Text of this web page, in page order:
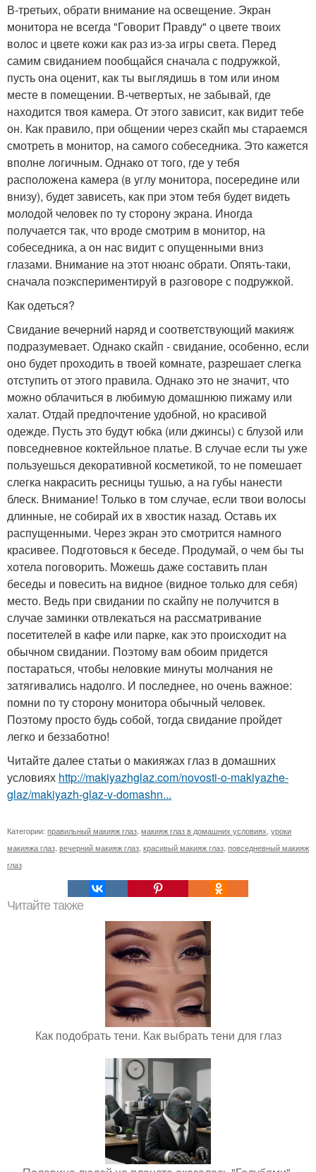
В-третьих, обрати внимание на освещение. Экран
монитора не всегда "Говорит Правду" о цвете твоих
волос и цвете кожи как раз из-за игры света. Перед
самим свиданием пообщайся сначала с подружкой,
пусть она оценит, как ты выглядишь в том или ином
месте в помещении. В-четвертых, не забывай, где
находится твоя камера. От этого зависит, как видит тебе
он. Как правило, при общении через скайп мы стараемся
смотреть в монитор, на самого собеседника. Это кажется
вполне логичным. Однако от того, где у тебя
расположена камера (в углу монитора, посередине или
внизу), будет зависеть, как при этом тебя будет видеть
молодой человек по ту сторону экрана. Иногда
получается так, что вроде смотрим в монитор, на
собеседника, а он нас видит с опущенными вниз
глазами. Внимание на этот нюанс обрати. Опять-таки,
сначала поэкспериментируй в разговоре с подружкой.
Как одеться?
Свидание вечерний наряд и соответствующий макияж
подразумевает. Однако скайп - свидание, особенно, если
оно будет проходить в твоей комнате, разрешает слегка
отступить от этого правила. Однако это не значит, что
можно облачиться в любимую домашнюю пижаму или
халат. Отдай предпочтение удобной, но красивой
одежде. Пусть это будут юбка (или джинсы) с блузой или
повседневное коктейльное платье. В случае если ты уже
пользуешься декоративной косметикой, то не помешает
слегка накрасить ресницы тушью, а на губы нанести
блеск. Внимание! Только в том случае, если твои волосы
длинные, не собирай их в хвостик назад. Оставь их
распущенными. Через экран это смотрится намного
красивее. Подготовься к беседе. Продумай, о чем бы ты
хотела поговорить. Можешь даже составить план
беседы и повесить на видное (видное только для себя)
место. Ведь при свидании по скайпу не получится в
случае заминки отвлекаться на рассматривание
посетителей в кафе или парке, как это происходит на
обычном свидании. Поэтому вам обоим придется
постараться, чтобы неловкие минуты молчания не
затягивались надолго. И последнее, но очень важное:
помни по ту сторону монитора обычный человек.
Поэтому просто будь собой, тогда свидание пройдет
легко и беззаботно!
Читайте далее статьи о макияжах глаз в домашних
условиях http://makiyazhglaz.com/novosti-o-makiyazhe-
glaz/makiyazh-glaz-v-domashn...
Категории: правильный макияж глаз макияж глаз в домашних условиях уроки
макияжа глаз вечерний макияж глаз красивый макияж глаз повседневный макияж
глаз
Читайте также
Как подобрать тени. Как выбрать тени для глаз